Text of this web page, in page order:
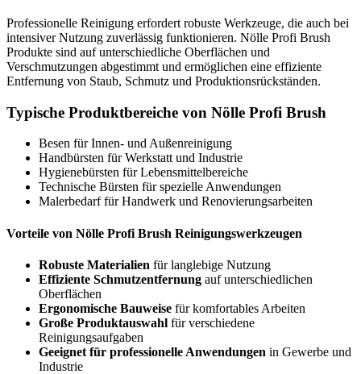
Professionelle Reinigung erfordert robuste Werkzeuge, die auch bei
intensiver Nutzung zuverlässig funktionieren. Nölle Profi Brush
Produkte sind auf unterschiedliche Oberflächen und
Verschmutzungen abgestimmt und ermöglichen eine effiziente
Entfernung von Staub, Schmutz und Produktionsrückständen.
Typische Produktbereiche von Nölle Profi Brush
Besen für Innen- und Außenreinigung
Handbürsten für Werkstatt und Industrie
Hygienebürsten für Lebensmittelbereiche
Technische Bürsten für spezielle Anwendungen
Malerbedarf für Handwerk und Renovierungsarbeiten
Vorteile von Nölle Profi Brush Reinigungswerkzeugen
Robuste Materialien für langlebige Nutzung
Effiziente Schmutzentfernung auf unterschiedlichen
Oberflächen
Ergonomische Bauweise für komfortables Arbeiten
Große Produktauswahl für verschiedene
Reinigungsaufgaben
Geeignet für professionelle Anwendungen in Gewerbe und
Industrie